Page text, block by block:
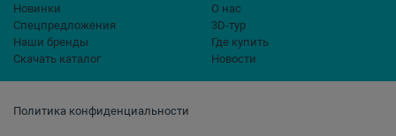
Политика конфиденциальности
Новинки
Спецпредложения
Наши бренды
Скачать каталог
О нас
3D-тур
Где купить
Новости